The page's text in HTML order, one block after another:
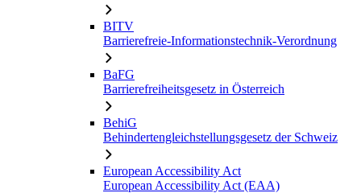
BITV
Barrierefreie-Informationstechnik-Verordnung
BaFG
Barrierefreiheitsgesetz in Österreich
BehiG
Behindertengleichstellungsgesetz der Schweiz
European Accessibility Act
European Accessibility Act (EAA)